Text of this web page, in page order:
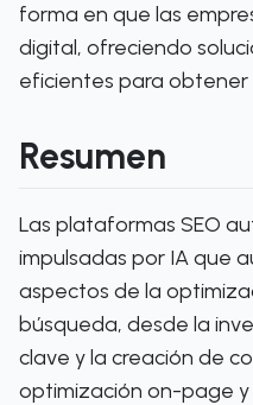
forma en que las
digital, ofreciendo
eficientes para
Resumen
Las plataformas SEO
impulsadas por IA que
aspectos de la
búsqueda, desde la
clave y la creación de
optimización on-page